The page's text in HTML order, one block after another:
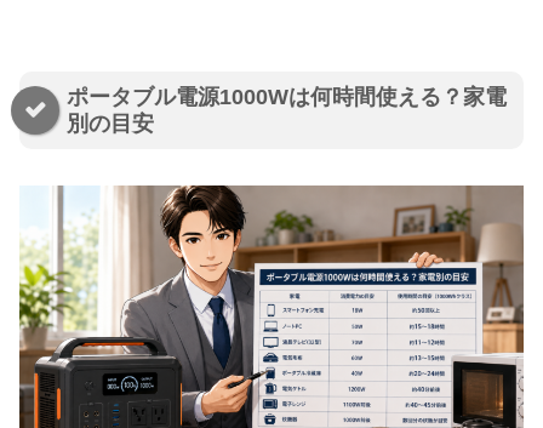
ポータブル電源1000Wは何時間使える？家電
別の目安